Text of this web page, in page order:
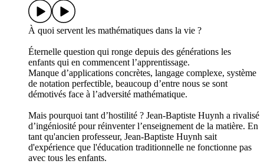
À quoi servent les mathématiques dans la vie ?
Éternelle question qui ronge depuis des générations les
enfants qui en commencent l’apprentissage.
Manque d’applications concrètes, langage complexe, système
de notation perfectible, beaucoup d’entre nous se sont
démotivés face à l’adversité mathématique.
Mais pourquoi tant d’hostilité ? Jean-Baptiste Huynh a rivalisé
d’ingéniosité pour réinventer l’enseignement de la matière. En
tant qu'ancien professeur, Jean-Baptiste Huynh sait
d'expérience que l'éducation traditionnelle ne fonctionne pas
avec tous les enfants.